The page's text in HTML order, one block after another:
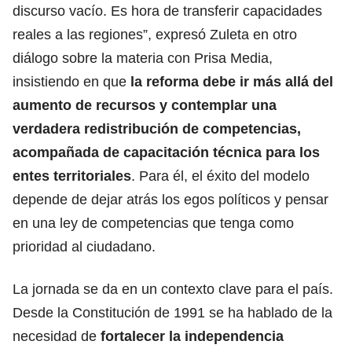
discurso vacío. Es hora de transferir capacidades
reales a las regiones”, expresó Zuleta en otro
diálogo sobre la materia con Prisa Media,
insistiendo en que la reforma debe ir más allá del
aumento de recursos y contemplar una
verdadera redistribución de competencias,
acompañada de capacitación técnica para los
entes territoriales. Para él, el éxito del modelo
depende de dejar atrás los egos políticos y pensar
en una ley de competencias que tenga como
prioridad al ciudadano.
La jornada se da en un contexto clave para el país.
Desde la Constitución de 1991 se ha hablado de la
necesidad de fortalecer la independencia